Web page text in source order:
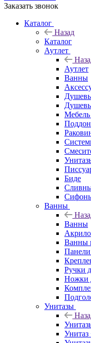
Заказать звонок
Каталог
Назад
Каталог
Аутлет
Аутлет
Ванны
Мебель
Биде
Ванны
Ванны
Ванны
Панели
Ручки
Ножки
Унитазы
Унитаз